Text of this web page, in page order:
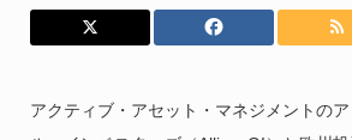
アクティブ・アセット・マネジメントの